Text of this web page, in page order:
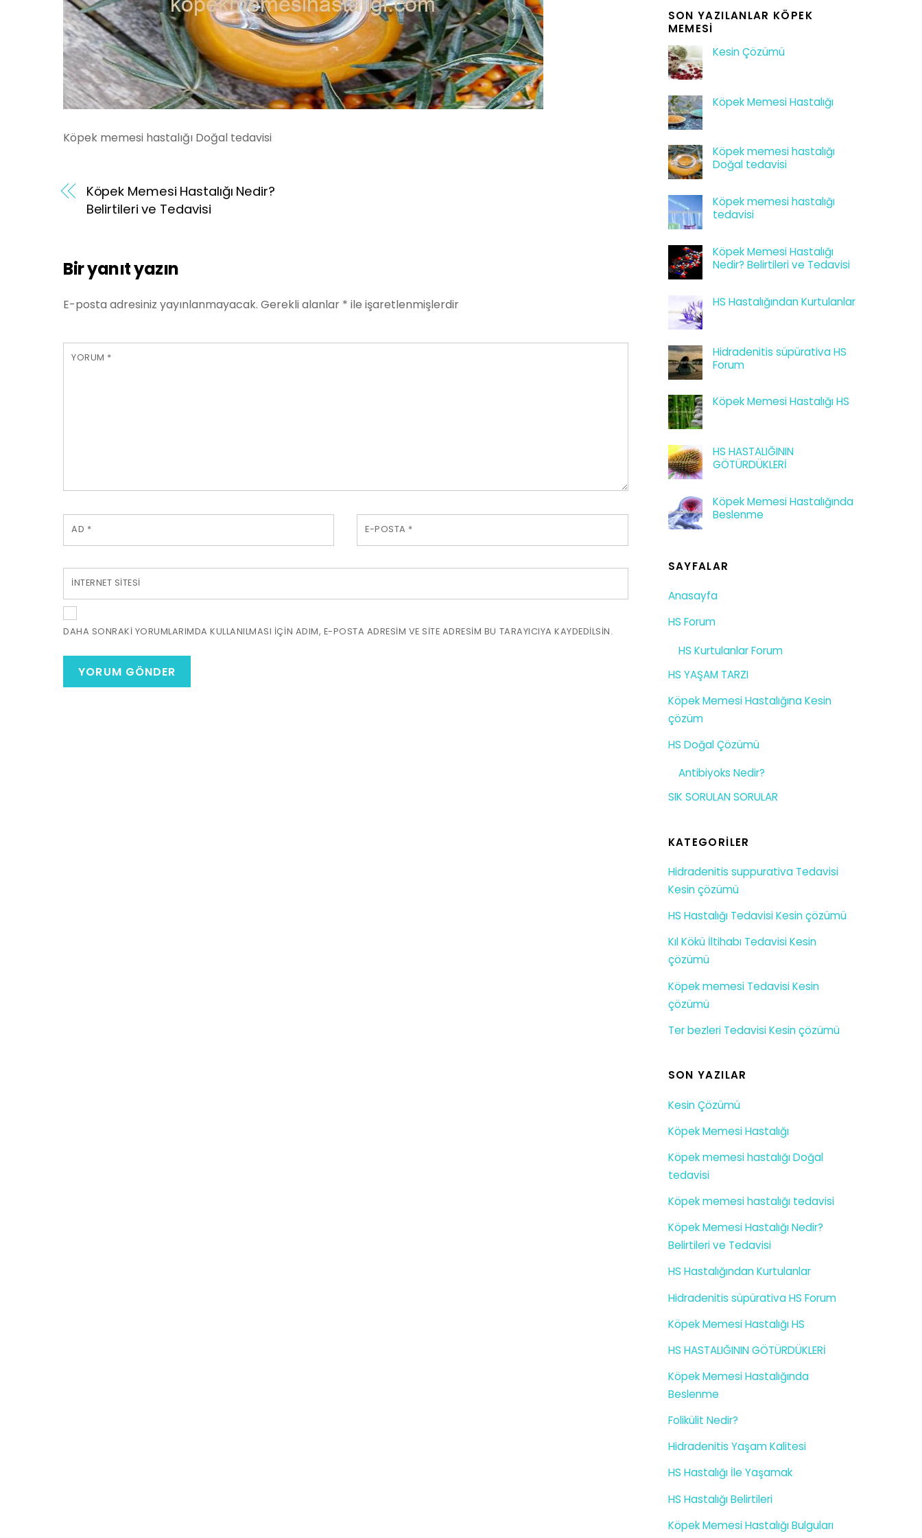
Köpek memesi hastalığı Doğal tedavisi
Köpek Memesi Hastalığı Nedir?
Belirtileri ve Tedavisi
Bir yanıt yazın
E-posta adresiniz yayınlanmayacak. Gerekli alanlar * ile işaretlenmişlerdir
YORUM *
AD * E-POSTA *
İNTERNET SITESI
DAHA SONRAKI YORUMLARIMDA KULLANILMASI IÇIN ADIM, E-POSTA ADRESIM VE SITE ADRESIM BU TARAYICIYA KAYDEDILSIN.
SON YAZILANLAR KÖPEK
MEMESI
Kesin Çözümü
Köpek Memesi Hastalığı
Köpek memesi hastalığı
Doğal tedavisi
Köpek memesi hastalığı
tedavisi
Köpek Memesi Hastalığı
Nedir? Belirtileri ve Tedavisi
HS Hastalığından Kurtulanlar
Hidradenitis süpürativa HS
Forum
Köpek Memesi Hastalığı HS
HS HASTALIĞININ
GÖTÜRDÜKLERİ
Köpek Memesi Hastalığında
Beslenme
SAYFALAR
Anasayfa
HS Forum
HS Kurtulanlar Forum
HS YAŞAM TARZI
Köpek Memesi Hastalığına Kesin
çözüm
HS Doğal Çözümü
Antibiyoks Nedir?
SIK SORULAN SORULAR
KATEGORILER
Hidradenitis suppurativa Tedavisi
Kesin çözümü
HS Hastalığı Tedavisi Kesin çözümü
Kıl Kökü İltihabı Tedavisi Kesin
çözümü
Köpek memesi Tedavisi Kesin
çözümü
Ter bezleri Tedavisi Kesin çözümü
SON YAZILAR
Kesin Çözümü
Köpek Memesi Hastalığı
Köpek memesi hastalığı Doğal
tedavisi
Köpek memesi hastalığı tedavisi
Köpek Memesi Hastalığı Nedir?
Belirtileri ve Tedavisi
HS Hastalığından Kurtulanlar
Hidradenitis süpürativa HS Forum
Köpek Memesi Hastalığı HS
HS HASTALIĞININ GÖTÜRDÜKLERİ
Köpek Memesi Hastalığında
Beslenme
Folikülit Nedir?
Hidradenitis Yaşam Kalitesi
HS Hastalığı İle Yaşamak
HS Hastalığı Belirtileri
Köpek Memesi Hastalığı Bulguları